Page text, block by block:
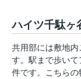
ハイツ千駄ヶ
共用部には敷地
す。駅まで歩い
件です。こちら